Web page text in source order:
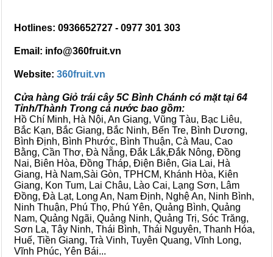
Hotlines: 0936652727 - 0977 301 303
Email: info@360fruit.vn
Website: 360fruit.vn
Cửa hàng Giỏ trái cây 5C Bình Chánh có mặt tại 64
Tỉnh/Thành Trong cả nước bao gồm:
Hồ Chí Minh, Hà Nội, An Giang, Vũng Tàu, Bạc Liêu,
Bắc Kạn, Bắc Giang, Bắc Ninh, Bến Tre, Bình Dương,
Bình Định, Bình Phước, Bình Thuận, Cà Mau, Cao
Bằng, Cần Thơ, Đà Nẵng, Đắk Lắk,Đắk Nông, Đồng
Nai, Biên Hòa, Đồng Tháp, Điện Biên, Gia Lai, Hà
Giang, Hà Nam,Sài Gòn, TPHCM, Khánh Hòa, Kiên
Giang, Kon Tum, Lai Châu, Lào Cai, Lạng Sơn, Lâm
Đồng, Đà Lạt, Long An, Nam Định, Nghệ An, Ninh Bình,
Ninh Thuận, Phú Thọ, Phú Yên, Quảng Bình, Quảng
Nam, Quảng Ngãi, Quảng Ninh, Quảng Trị, Sóc Trăng,
Sơn La, Tây Ninh, Thái Bình, Thái Nguyên, Thanh Hóa,
Huế, Tiền Giang, Trà Vinh, Tuyên Quang, Vĩnh Long,
Vĩnh Phúc, Yên Bái...